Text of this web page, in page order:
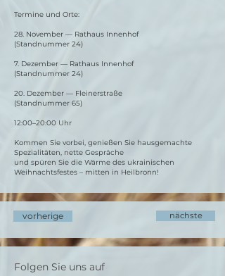
Termine und Orte:
28. November — Rathaus Innenhof
(Standnummer 24)
7. Dezember — Rathaus Innenhof
(Standnummer 24)
20. Dezember — Fleinerstraße
(Standnummer 65)
12:00–20:00 Uhr
Kommen Sie vorbei, genießen Sie hausgemachte
Spezialitäten, nette Gespräche
und spüren Sie die Wärme des ukrainischen
Weihnachtsfestes – mitten in Heilbronn!
vorherige nächste
Folgen Sie uns auf